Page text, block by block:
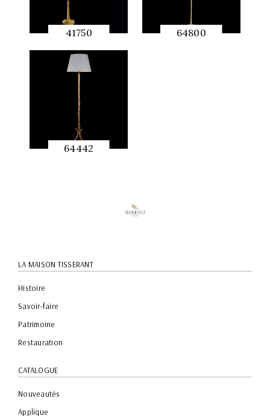
41750
APERÇU
RAPIDE
64800
64442
LA MAISON TISSERANT
Histoire
Savoir-faire
Patrimoine
Restauration
CATALOGUE
Nouveautés
Applique